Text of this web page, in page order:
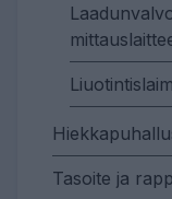
Tasoite ja